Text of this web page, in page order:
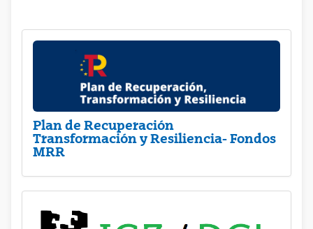
Plan de Recuperación
Transformación y Resiliencia- Fondos
MRR